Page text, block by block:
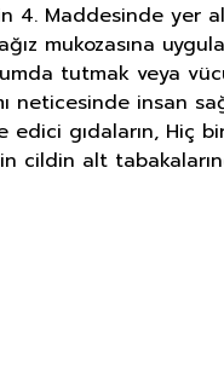
4. Maddesinde yer
mukozasına
tutmak veya
neticesinde insan
gıdaların, Hiç
cildin alt